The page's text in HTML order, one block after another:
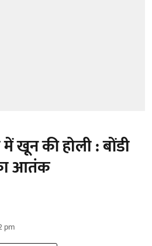
खून की होली : बोंडी
आतंक
pm